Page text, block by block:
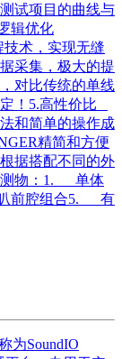
试项目的曲线与
辑优化
术，实现无缝
采集，极大的提
对比传统的单线
！5.高性价比
和简单的操作成
精简和方便
据搭配不同的外
测物：1. 单体
前腔组合5. 有
为SoundIO